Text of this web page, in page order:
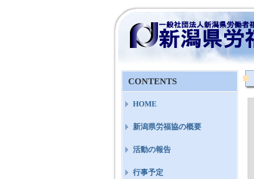
CONTENTS
HOME
新潟県労福協の概要
活動の報告
行事予定